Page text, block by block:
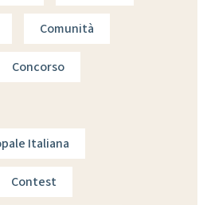
Comunità
Concorso
Italiana
Contest